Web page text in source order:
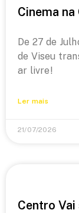
Cinema
De 27 de
de Viseu
ar livre!
Ler mais
21/07/2026
Centro